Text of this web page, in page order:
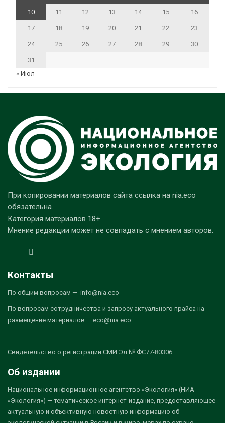
10 11 12 13 14 15 16
17 18 19 20 21 22 23
24 25 26 27 28 29 30
31
« Июл
При копировании материалов сайта ссылка на nia.eco
обязательна.
Категория материалов 18+
Мнение редакции может не совпадать с мнением авторов.
Контакты
По общим вопросам — info@nia.eco
По вопросам сотрудничества и запросу актуального прайса на
размещение материалов — eco@nia.eco
Свидетельство о регистрации СМИ Эл № ФС77-80306
Об издании
Национальное информационное агентство «Экология» (НИА
«Экология») — тематическое интернет-издание, предоставляющее
актуальную и объективную новостную информацию об